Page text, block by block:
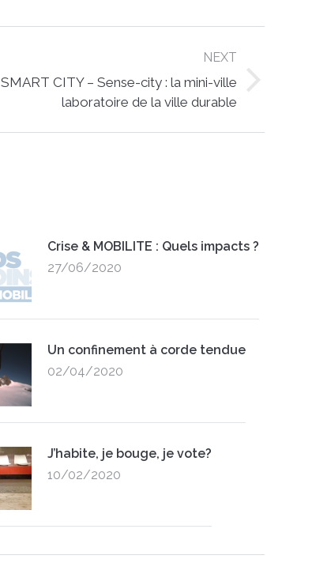
NEXT
SMART CITY – Sense-city : la mini-ville
laboratoire de la ville durable
Crise & MOBILITE : Quels impacts ?
27/06/2020
Un confinement à corde tendue
02/04/2020
J’habite, je bouge, je vote?
10/02/2020